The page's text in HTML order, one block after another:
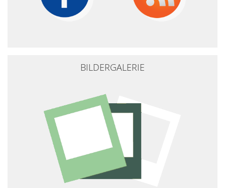
BILDERGALERIE